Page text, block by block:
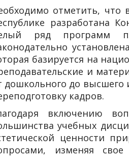
отметить, что
разработана
ряд программ
базируется на
и
дошкольного до высшего
кадров.
включению
учебных
ценности
изменяя